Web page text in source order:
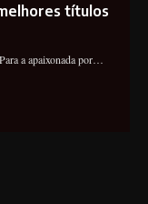
títulos
a apaixonada por…